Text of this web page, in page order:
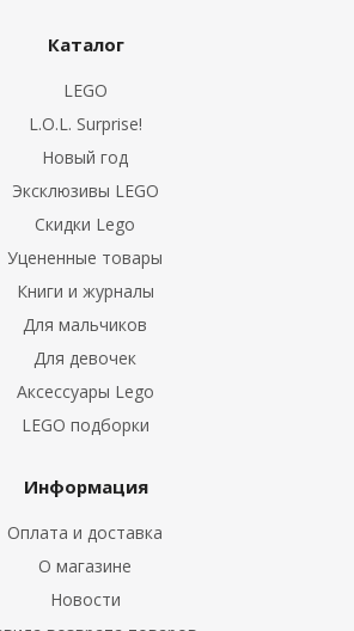
Каталог
LEGO
L.O.L. Surprise!
Новый год
Эксклюзивы LEGO
Скидки Lego
Уцененные товары
Книги и журналы
Для мальчиков
Для девочек
Аксессуары Lego
LEGO подборки
Информация
Оплата и доставка
О магазине
Новости